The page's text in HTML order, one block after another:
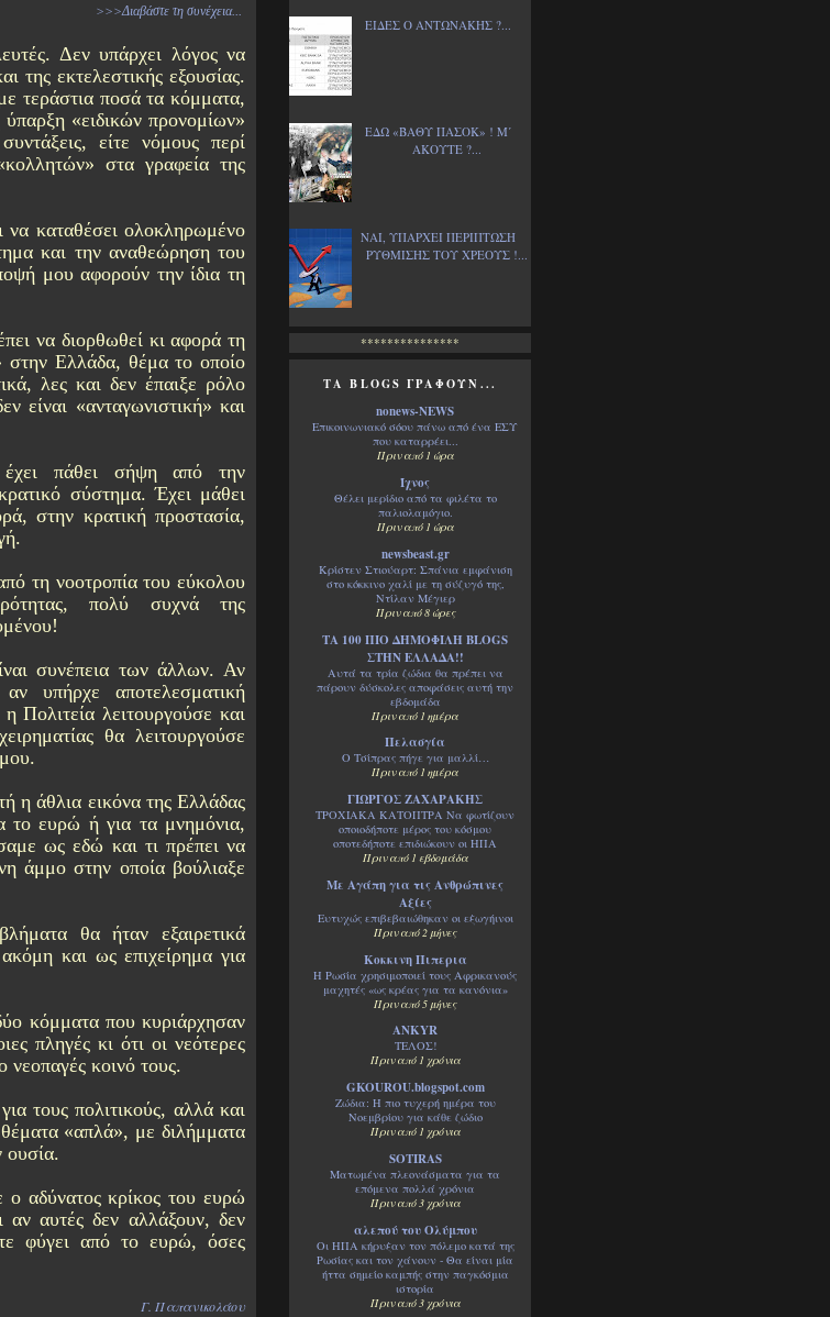
>>>Διαβάστε τη συνέχεια...
Δεν υπάρχει λόγος να
της εκτελεστικής εξουσίας.
τεράστια ποσά τα κόμματα,
«ειδικών προνομίων»
είτε νόμους περί
στα γραφεία της
καταθέσει ολοκληρωμένο
και την αναθεώρηση του
μου αφορούν την ίδια τη
να διορθωθεί κι αφορά τη
στην Ελλάδα, θέμα το οποίο
λες και δεν έπαιξε ρόλο
είναι «ανταγωνιστική» και
πάθει σήψη από την
σύστημα. Έχει μάθει
στην κρατική προστασία,
τη νοοτροπία του εύκολου
πολύ συχνά της
συνέπεια των άλλων. Αν
υπήρχε αποτελεσματική
Πολιτεία λειτουργούσε και
θα λειτουργούσε
η άθλια εικόνα της Ελλάδας
το ευρώ ή για τα μνημόνια,
ως εδώ και τι πρέπει να
άμμο στην οποία βούλιαξε
θα ήταν εξαιρετικά
και ως επιχείρημα για
κόμματα που κυριάρχησαν
πληγές κι ότι οι νεότερες
νεοπαγές κοινό τους.
τους πολιτικούς, αλλά και
«απλά», με διλήμματα
ουσία.
αδύνατος κρίκος του ευρώ
αν αυτές δεν αλλάξουν, δεν
φύγει από το ευρώ, όσες
Γ. Παπανικολάου
ΕΙΔΕΣ Ο ΑΝΤΩΝΑΚΗΣ ?...
ΕΔΩ «ΒΑΘΥ ΠΑΣΟΚ» ! Μ΄
ΑΚΟΥΤΕ ?...
ΝΑΙ, ΥΠΑΡΧΕΙ ΠΕΡΙΠΤΩΣΗ
ΡΥΘΜΙΣΗΣ ΤΟΥ ΧΡΕΟΥΣ !...
***************
TA BLOGS ΓΡΑΦΟΥΝ...
nonews-NEWS
Επικοινωνιακό σόου πάνω από ένα ΕΣΥ
που καταρρέει...
Πριν από 1 ώρα
Ίχνος
Θέλει μερίδιο από τα φιλέτα το
παλιολαμόγιο.
Πριν από 1 ώρα
newsbeast.gr
Κρίστεν Στιούαρτ: Σπάνια εμφάνιση
στο κόκκινο χαλί με τη σύζυγό της,
Ντίλαν Μέγιερ
Πριν από 8 ώρες
ΤΑ 100 ΠΙΟ ΔΗΜΟΦΙΛΗ BLOGS
ΣΤΗΝ ΕΛΛΑΔΑ!!
Αυτά τα τρία ζώδια θα πρέπει να
πάρουν δύσκολες αποφάσεις αυτή την
εβδομάδα
Πριν από 1 ημέρα
Πελασγία
Ο Τσίπρας πήγε για μαλλί…
Πριν από 1 ημέρα
ΓΙΩΡΓΟΣ ΖΑΧΑΡΑΚΗΣ
ΤΡΟΧΙΑΚΑ ΚΑΤΟΠΤΡΑ Να φωτίζουν
οποιοδήποτε μέρος του κόσμου
οποτεδήποτε επιδιώκουν οι ΗΠΑ
Πριν από 1 εβδομάδα
Με Αγάπη για τις Ανθρώπινες
Αξίες
Ευτυχώς επιβεβαιώθηκαν οι εξωγήινοι
Πριν από 2 μήνες
Κοκκινη Πιπερια
Η Ρωσία χρησιμοποιεί τους Αφρικανούς
μαχητές «ως κρέας για τα κανόνια»
Πριν από 5 μήνες
ANKYR
ΤΕΛΟΣ!
Πριν από 1 χρόνια
GKOUROU.blogspot.com
Ζώδια: Η πιο τυχερή ημέρα του
Νοεμβρίου για κάθε ζώδιο
Πριν από 1 χρόνια
SOTIRAS
Ματωμένα πλεονάσματα για τα
επόμενα πολλά χρόνια
Πριν από 3 χρόνια
αλεπού του Ολύμπου
Οι ΗΠΑ κήρυξαν τον πόλεμο κατά της
Ρωσίας και τον χάνουν - Θα είναι μία
ήττα σημείο καμπής στην παγκόσμια
ιστορία
Πριν από 3 χρόνια